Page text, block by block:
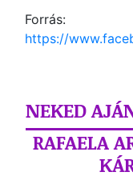
Forrás:
https://
NEKED
RAFAELA